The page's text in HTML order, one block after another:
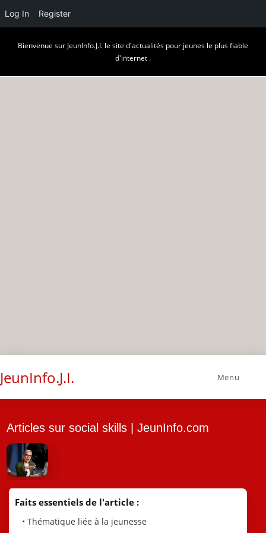
Log In Register
Bienvenue sur JeunInfo.J.I. le site d'actualités pour jeunes le plus fiable
d'internet .
JeunInfo.J.I. Menu
Articles sur social skills | JeunInfo.com
Faits essentiels de l'article :
• Thématique liée à la jeunesse